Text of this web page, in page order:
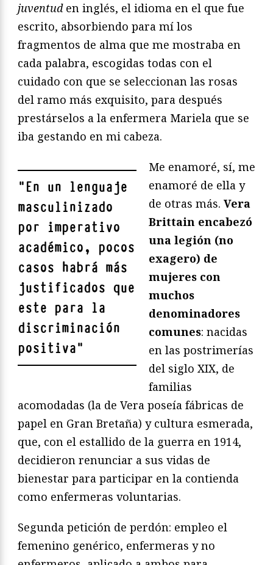
juventuden inglés, el idioma en el que fue
escrito, absorbiendo para mí los
fragmentos de alma que me mostraba en
cada palabra, escogidas todas con el
cuidado con que se seleccionan las rosas
del ramo más exquisito, para después
prestárselos a la enfermera Mariela que se
iba gestando en mi cabeza.
"En un lenguaje
masculinizado
por imperativo
académico, pocos
casos habrá más
justificados que
este para la
discriminación
positiva"
Me enamoré, sí, me
enamoré de ella y
de otras más. Vera
Brittain encabezó
una legión (no
exagero) de
mujeres con
muchos
denominadores
comunes: nacidas
en las postrimerías
del siglo XIX, de
familias
acomodadas (la de Vera poseía fábricas de
papel en Gran Bretaña) y cultura esmerada,
que, con el estallido de la guerra en 1914,
decidieron renunciar a sus vidas de
bienestar para participar en la contienda
como enfermeras voluntarias.
Segunda petición de perdón: empleo el
femenino genérico, enfermeras y no